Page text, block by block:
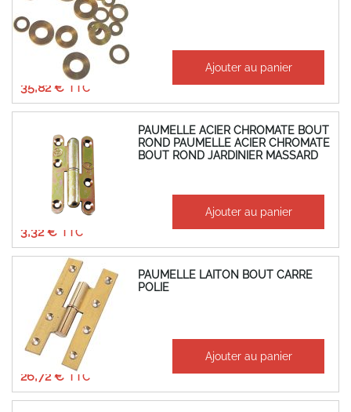
À partir de
35,82 €
29,85 € Ajouter au panier
PAUMELLE ACIER CHROMATE BOUT
ROND PAUMELLE ACIER CHROMATE
BOUT ROND JARDINIER MASSARD
À partir de
3,32 €
2,77 € Ajouter au panier
PAUMELLE LAITON BOUT CARRE
POLIE
À partir de
26,72 €
22,27 € Ajouter au panier